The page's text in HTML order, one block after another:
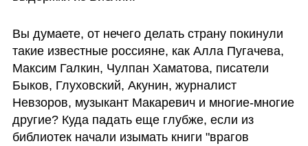
Вы думаете, от нечего делать страну покинули
такие известные россияне, как Алла Пугачева,
Максим Галкин, Чулпан Хаматова, писатели
Быков, Глуховский, Акунин, журналист
Невзоров, музыкант Макаревич и многие-многие
другие? Куда падать еще глубже, если из
библиотек начали изымать книги "врагов